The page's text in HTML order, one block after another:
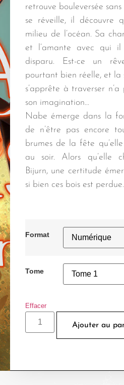
retrouve bouleversée
se réveille, il découvre
milieu de l’océan. Sa
et l’amante avec qui
disparu. Est-ce un
pourtant bien réelle, et la
s’apprête à traverser
son imagination…
Nabe émerge dans la
de n’être pas encore
brumes de la fête
au soir. Alors qu’elle
Bijurn, une certitude
si bien ces bois est
Format
Tome
Effacer
Ajouter au